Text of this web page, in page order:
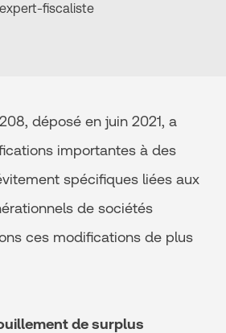
fiscaliste
déposé en juin 2021, a
importantes à des
spécifiques liées aux
de sociétés
ces modifications de plus
de surplus